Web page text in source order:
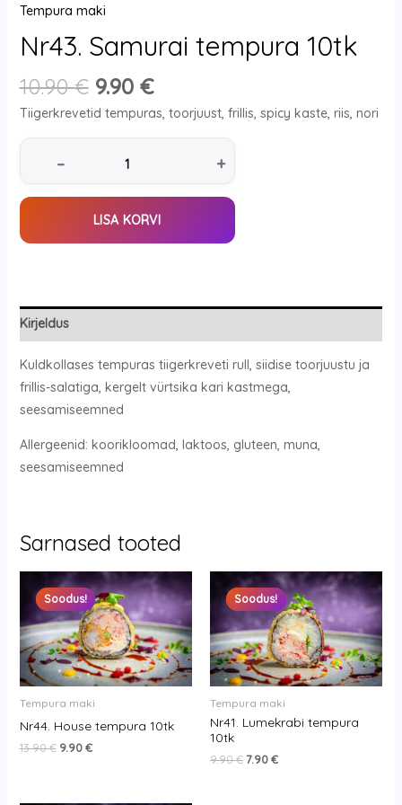
Tempura maki
Nr43. Samurai tempura 10tk
10.90€ 9.90 €
Tiigerkrevetid tempuras, toorjuust, frillis, spicy kaste, riis, nori
– +
LISA KORVI
Kirjeldus
Kuldkollases tempuras tiigerkreveti rull, siidise toorjuustu ja
frillis-salatiga, kergelt vürtsika kari kastmega,
seesamiseemned
Allergeenid: koorikloomad, laktoos, gluteen, muna,
seesamiseemned
Sarnased tooted
Soodus!
Soodus!
Tempura maki
Nr44. House tempura 10tk
13.90€
Original
price
was:
13.90 €.
9.90€
Current
price
is:
9.90 €.
Soodus!
Soodus!
Tempura maki
Nr41. Lumekrabi tempura
10tk
9.90€
Original
price
was:
9.90 €.
7.90€
Current
price
is:
7.90 €.